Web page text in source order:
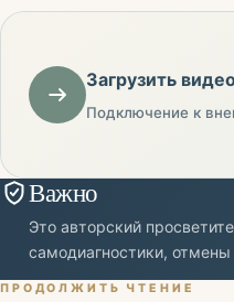
Загрузить
Подключение к
Важно
Это авторский
самодиагностики,
ПРОДОЛЖИТЬ ЧТЕНИЕ